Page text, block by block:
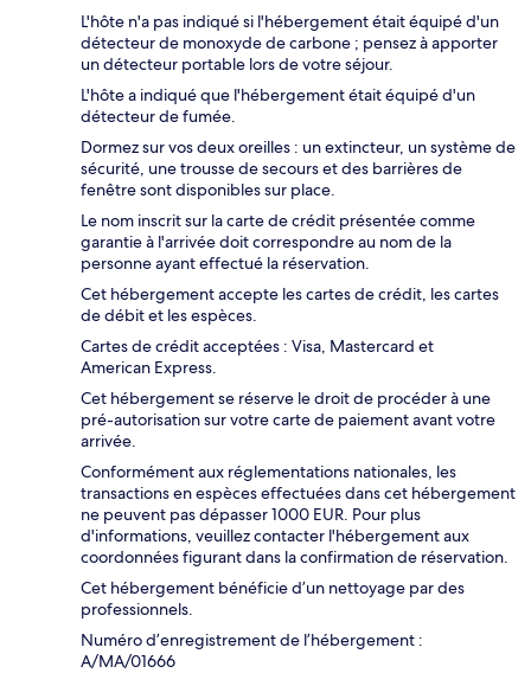
L'hôte n'a pas indiqué si l'hébergement était équipé d'un
détecteur de monoxyde de carbone ; pensez à apporter
un détecteur portable lors de votre séjour.
L'hôte a indiqué que l'hébergement était équipé d'un
détecteur de fumée.
Dormez sur vos deux oreilles : un extincteur, un système de
sécurité, une trousse de secours et des barrières de
fenêtre sont disponibles sur place.
Le nom inscrit sur la carte de crédit présentée comme
garantie à l'arrivée doit correspondre au nom de la
personne ayant effectué la réservation.
Cet hébergement accepte les cartes de crédit, les cartes
de débit et les espèces.
Cartes de crédit acceptées : Visa, Mastercard et
American Express.
Cet hébergement se réserve le droit de procéder à une
pré-autorisation sur votre carte de paiement avant votre
arrivée.
Conformément aux réglementations nationales, les
transactions en espèces effectuées dans cet hébergement
ne peuvent pas dépasser 1000 EUR. Pour plus
d'informations, veuillez contacter l'hébergement aux
coordonnées figurant dans la confirmation de réservation.
Cet hébergement bénéficie d’un nettoyage par des
professionnels.
Numéro d’enregistrement de l’hébergement :
A/MA/01666